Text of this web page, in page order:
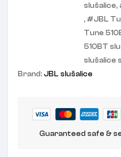
slušalice,
,
JBL
Tune
510BT
slušalice
Brand: JBL slušalice
Guaranteed safe &